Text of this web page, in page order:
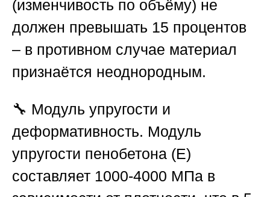
(изменчивость по объёму) не
должен превышать 15 процентов
– в противном случае материал
признаётся неоднородным.
🔧 Модуль упругости и
деформативность. Модуль
упругости пенобетона (Е)
составляет 1000-4000 МПа в